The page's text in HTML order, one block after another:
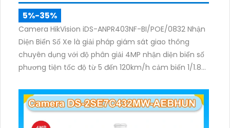
5%-35%
Camera HikVision iDS-ANPR403NF-BI/POE/0832 Nhận
Diện Biển Số Xe là giải pháp giám sát giao thông
chuyên dụng với độ phân giải 4MP nhận diện biển số
phương tiện tốc độ từ 5 đến 120km/h cảm biến 1/1.8
ảnh rõ nét.